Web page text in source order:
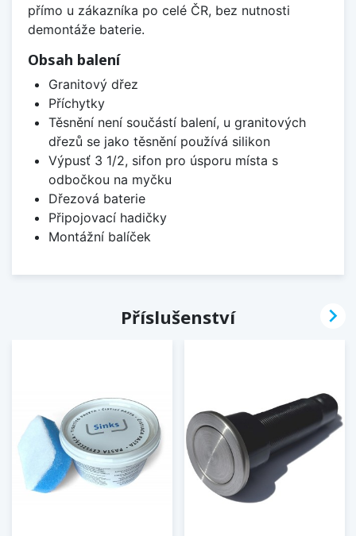
přímo u zákazníka po celé ČR, bez nutnosti
demontáže baterie.
Obsah balení
Granitový dřez
Příchytky
Těsnění není součástí balení, u granitových
dřezů se jako těsnění používá silikon
Výpusť 3 1/2, sifon pro úsporu místa s
odbočkou na myčku
Dřezová baterie
Připojovací hadičky
Montážní balíček
Příslušenství 